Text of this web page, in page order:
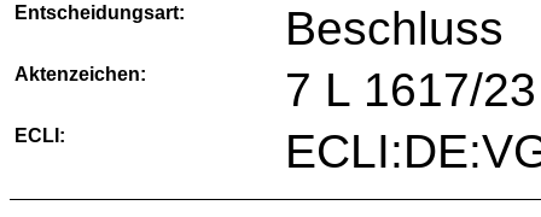
Entscheidungsart: Beschluss
Aktenzeichen: 7 L 1617/23
ECLI: